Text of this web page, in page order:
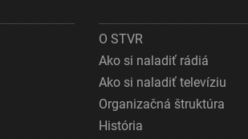
O STVR
Ako si naladiť rádiá
Ako si naladiť televíziu
Organizačná štruktúra
História